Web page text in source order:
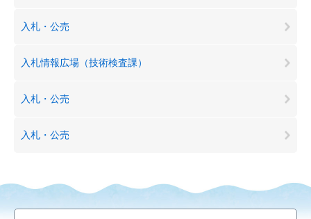
入札・公売
入札情報広場（技術検査課）
入札・公売
入札・公売